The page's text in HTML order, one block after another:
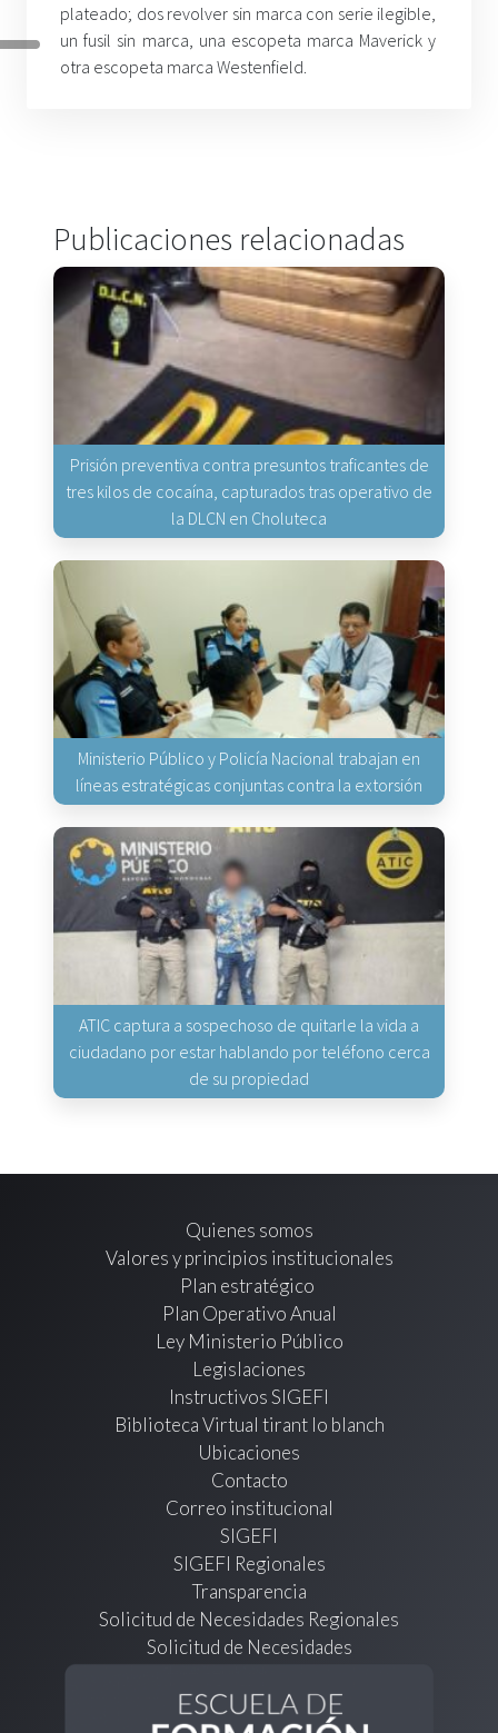
plateado; dos revolver sin marca con serie ilegible,
un fusil sin marca, una escopeta marca Maverick y
otra escopeta marca Westenfield.
Publicaciones relacionadas
Prisión preventiva contra presuntos traficantes de
tres kilos de cocaína, capturados tras operativo de
la DLCN en Choluteca
Ministerio Público y Policía Nacional trabajan en
líneas estratégicas conjuntas contra la extorsión
ATIC captura a sospechoso de quitarle la vida a
ciudadano por estar hablando por teléfono cerca
de su propiedad
Quienes somos
Valores y principios institucionales
Plan estratégico
Plan Operativo Anual
Ley Ministerio Público
Legislaciones
Instructivos SIGEFI
Biblioteca Virtual tirant lo blanch
Ubicaciones
Contacto
Correo institucional
SIGEFI
SIGEFI Regionales
Transparencia
Solicitud de Necesidades Regionales
Solicitud de Necesidades